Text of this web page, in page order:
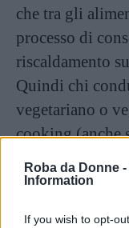
Roba da Donne -
Information
If you wish to opt-
che tra gli
processo di
riscaldamento
Quindi chi
vegetariano o
cooking (anche